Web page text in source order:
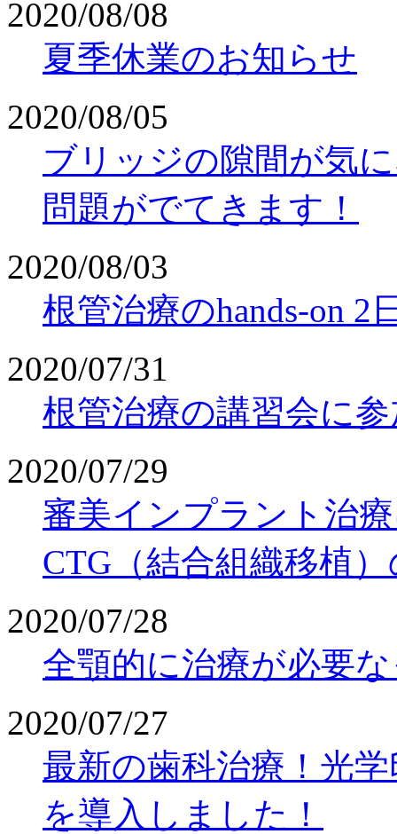
2020/08/08
夏季休業のお知らせ
2020/08/05
ブリッジの隙間が気
問題がでてきます！
2020/08/03
根管治療のhands-on
2020/07/31
根管治療の講習会に
2020/07/29
審美インプラント治
CTG（結合組織移植
2020/07/28
全顎的に治療が必要
2020/07/27
最新の歯科治療！光
を導入しました！